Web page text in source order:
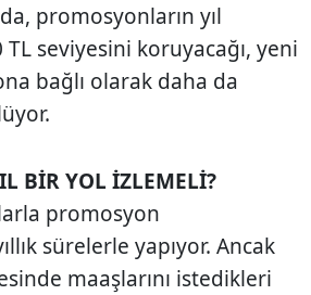
promosyonların yıl
seviyesini koruyacağı, yeni
bağlı olarak daha da
BİR YOL İZLEMELİ?
promosyon
sürelerle yapıyor. Ancak
maaşlarını istedikleri